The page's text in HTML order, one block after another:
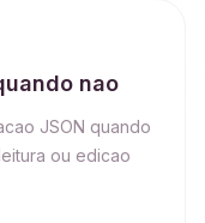
nao
JSON quando
ou edicao